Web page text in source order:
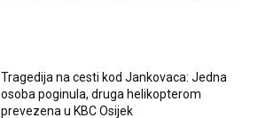
Tragedija na cesti kod Jankovaca: Jedna
osoba poginula, druga helikopterom
prevezena u KBC Osijek